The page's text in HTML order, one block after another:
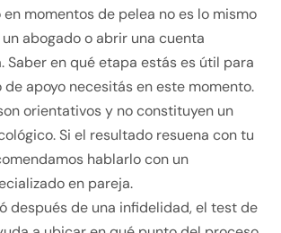
momentos de pelea no es lo mismo
abogado o abrir una cuenta
Saber en qué etapa estás es útil para
apoyo necesitás en este momento.
orientativos y no constituyen un
Si el resultado resuena con tu
hablarlo con un
en pareja.
después de una infidelidad, el test de